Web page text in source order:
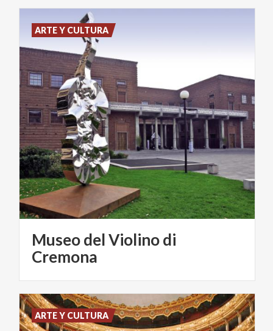
Museo del Violino di
Cremona
ARTE Y CULTURA
ARTE Y CULTURA